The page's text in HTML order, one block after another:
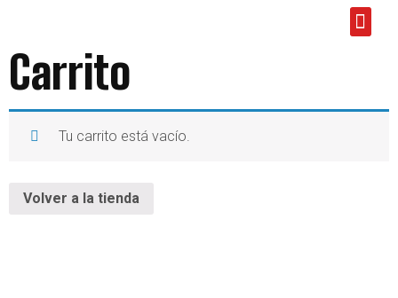
Carrito
Tu carrito está vacío.
Volver a la tienda